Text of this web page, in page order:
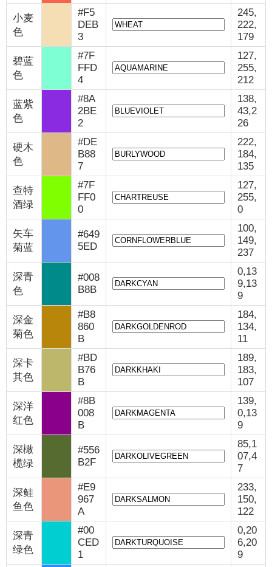
小麦
色
#F5
DEB
3
245,
222,
179
碧蓝
色
#7F
FFD
4
127,
255,
212
蓝紫
色
#8A
2BE
2
138,
43,2
26
硬木
色
#DE
B88
7
222,
184,
135
查特
酒绿
#7F
FF0
0
127,
255,
0
矢车
菊蓝
#649
5ED
100,
149,
237
深青
色
#008
B8B
0,13
9,13
9
深金
菊色
#B8
860
B
184,
134,
11
深卡
其色
#BD
B76
B
189,
183,
107
深洋
红色
#8B
008
B
139,
0,13
9
深橄
榄绿
#556
B2F
85,1
07,4
7
深鲑
鱼色
#E9
967
A
233,
150,
122
深青
绿色
#00
CED
1
0,20
6,20
9